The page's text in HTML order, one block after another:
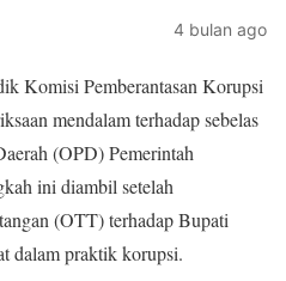
4 bulan ago
Komisi Pemberantasan Korupsi
mendalam terhadap sebelas
(OPD) Pemerintah
ini diambil setelah
(OTT) terhadap Bupati
dalam praktik korupsi.